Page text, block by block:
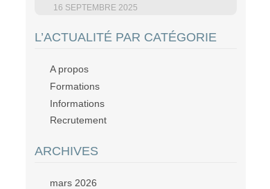
16 SEPTEMBRE 2025
L’ACTUALITÉ PAR CATÉGORIE
A propos
Formations
Informations
Recrutement
ARCHIVES
mars 2026